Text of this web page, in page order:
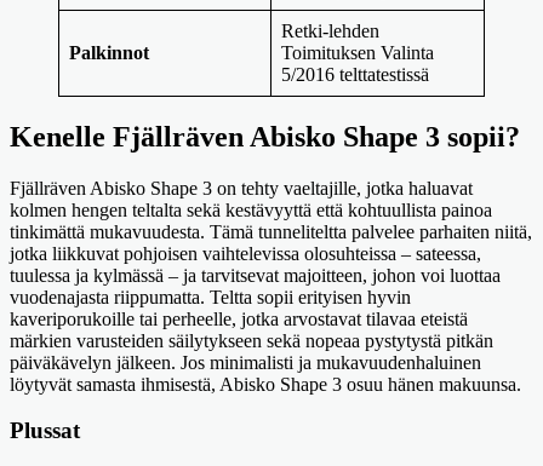
Palkinnot
Retki-lehden
Toimituksen Valinta
5/2016 telttatestissä
Kenelle Fjällräven Abisko Shape 3 sopii?
Fjällräven Abisko Shape 3 on tehty vaeltajille, jotka haluavat
kolmen hengen teltalta sekä kestävyyttä että kohtuullista painoa
tinkimättä mukavuudesta. Tämä tunneliteltta palvelee parhaiten niitä,
jotka liikkuvat pohjoisen vaihtelevissa olosuhteissa – sateessa,
tuulessa ja kylmässä – ja tarvitsevat majoitteen, johon voi luottaa
vuodenajasta riippumatta. Teltta sopii erityisen hyvin
kaveriporukoille tai perheelle, jotka arvostavat tilavaa eteistä
märkien varusteiden säilytykseen sekä nopeaa pystytystä pitkän
päiväkävelyn jälkeen. Jos minimalisti ja mukavuudenhaluinen
löytyvät samasta ihmisestä, Abisko Shape 3 osuu hänen makuunsa.
Plussat